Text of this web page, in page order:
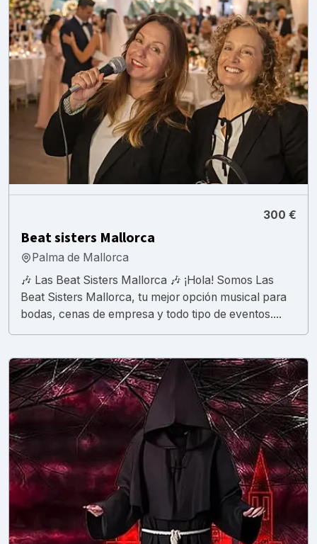
300 €
Beat sisters Mallorca
Palma de Mallorca
🎶 Las Beat Sisters Mallorca 🎶 ¡Hola! Somos Las
Beat Sisters Mallorca, tu mejor opción musical para
bodas, cenas de empresa y todo tipo de eventos....